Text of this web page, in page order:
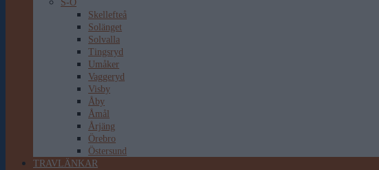
S-Ö
Skellefteå
Solänget
Solvalla
Tingsryd
Umåker
Vaggeryd
Visby
Åby
Åmål
Årjäng
Örebro
Östersund
TRAVLÄNKAR